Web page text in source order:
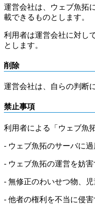
運営会社は、ウェブ魚拓
載できるものとします。
利用者は運営会社に対し
とします。
削除
運営会社は、自らの判断
禁止事項
利用者による「ウェブ魚
- ウェブ魚拓のサーバに
- ウェブ魚拓の運営を妨
- 無修正のわいせつ物、
- 他者の権利を不当に侵